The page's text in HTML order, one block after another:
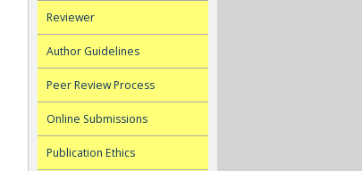
Reviewer
Author Guidelines
Peer Review Process
Online Submissions
Publication Ethics